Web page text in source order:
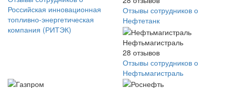
Российская инновационная
топливно-энергетическая
компания (РИТЭК)
Отзывы сотрудников о
Нефтетанк
Нефтьмагистраль
28 отзывов
Отзывы сотрудников о
Нефтьмагистраль